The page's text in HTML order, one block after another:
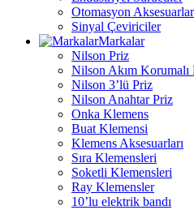
Otomasyon
Sinyal Çeviriciler
Markalar
Nilson Priz
Nilson Akım Korumalı
Nilson 3’lü Priz
Nilson Anahtar Priz
Onka Klemens
Buat Klemensi
Klemens Aksesuarları
Sıra Klemensleri
Soketli Klemensleri
Ray Klemensler
10’lu elektrik bandı